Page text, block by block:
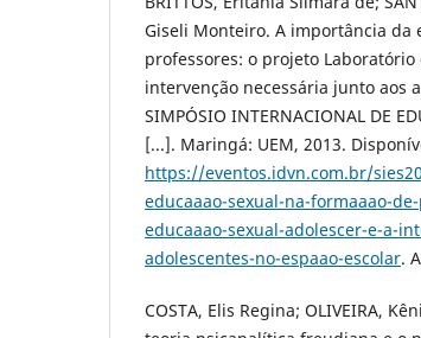
Giseli Monteiro. A importância da
professores: o projeto Laboratório
intervenção necessária junto aos
SIMPÓSIO INTERNACIONAL DE
[...]. Maringá: UEM, 2013.
https://eventos.idvn.com.br/
educaaao-sexual-na-formaaao-
educaaao-sexual-adolescer-e-a-
adolescentes-no-espaao-escolar.
COSTA, Elis Regina; OLIVEIRA,